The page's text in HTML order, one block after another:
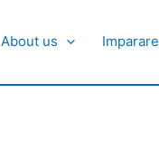
About us Imparare